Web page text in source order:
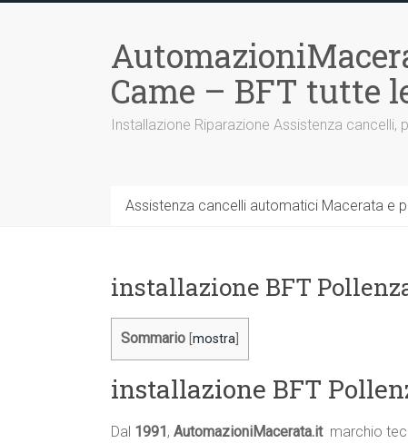
Came – BFT tutte
Installazione Riparazione Assistenza
Assistenza cancelli automatici Macerata e
installazione BFT
Sommario mostra
installazione BFT
Dal 1991 , AutomazioniMacerata.it marchio